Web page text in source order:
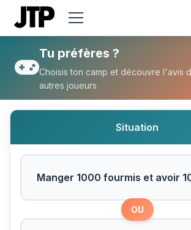
Tu préfères Manger
Tu préfères ?
Choisis ton camp et découvre l'avis
autres joueurs
Situation
Manger 1000 fourmis et avoir
OU